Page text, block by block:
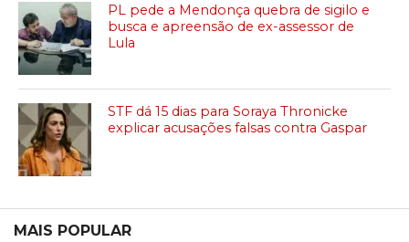
PL pede a Mendonça quebra de sigilo e
busca e apreensão de ex-assessor de
Lula
STF dá 15 dias para Soraya Thronicke
explicar acusações falsas contra Gaspar
MAIS POPULAR